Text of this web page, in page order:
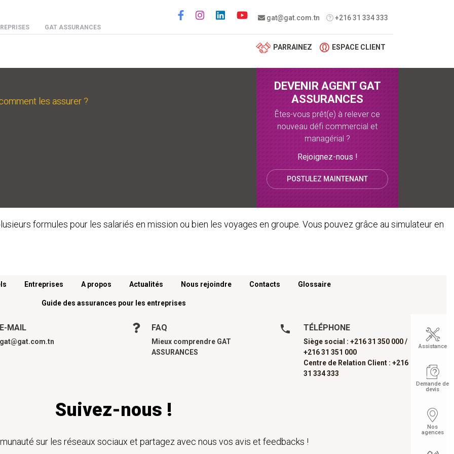
GAT ASSURANCES
gat@gat.com.tn +216 31 334 333
Social menu
PARRAINEZ ESPACE CLIENT
les assurer ?
DEVENIR AGENT GAT
ASSURANCES
Êtes-vous prêt(e) à relever ce
nouveau défi commercial et
managérial ?
Rejoignez-nous !
POSTULEZ MAINTENANT
formules pour les salariés en mission ou bien les voyages en groupe. Vous pouvez grâce au simulateur en
Entreprises A propos Actualités Nous rejoindre Contacts Glossaire
Guide des assurances pour les entreprises
E-MAIL
gat@gat.com.tn
FAQ
Mieux comprendre GAT
ASSURANCES
TÉLÉPHONE
Siège social : +216 31 350 000 /
+216 31 351 000
Centre de Relation Client : +216
31 334 333
Suivez-nous !
sur les réseaux sociaux et partagez avec nous vos avis et feedbacks !
Assistance
Demande de
devis
Nos
agences